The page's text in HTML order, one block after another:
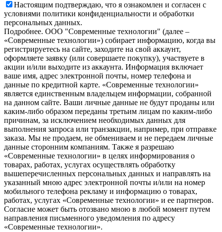
Настоящим подтверждаю, что я ознакомлен и согласен с
условиями политики конфиденциальности и обработки
персональных данных.
Подробнее. OOO "Современные технологии" (далее –
«Современные технологии») собирает информацию, когда вы
регистрируетесь на сайте, заходите на свой аккаунт,
оформляете заявку (или совершаете покупку), участвуете в
акции и/или выходите из аккаунта. Информация включает
ваше имя, адрес электронной почты, номер телефона и
данные по кредитной карте. «Современные технологии»
является единственным владельцем информации, собранной
на данном сайте. Ваши личные данные не будут проданы или
каким-либо образом переданы третьим лицам по каким-либо
причинам, за исключением необходимых данных для
выполнения запроса или транзакции, например, при отправке
заказа. Мы не продаем, не обмениваем и не передаем личные
данные сторонним компаниям. Также я разрешаю
«Современные технологии» в целях информирования о
товарах, работах, услугах осуществлять обработку
вышеперечисленных персональных данных и направлять на
указанный мною адрес электронной почты и/или на номер
мобильного телефона рекламу и информацию о товарах,
работах, услугах «Современные технологии» и ее партнеров.
Согласие может быть отозвано мною в любой момент путем
направления письменного уведомления по адресу
«Современные технологии».